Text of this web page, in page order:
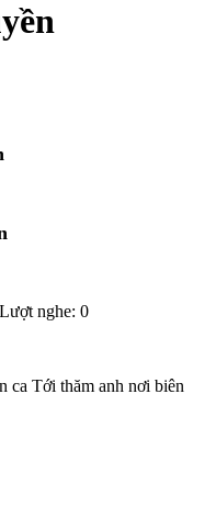
nghe: 0
ca Tới thăm anh nơi biên